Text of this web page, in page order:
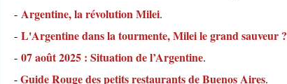
- Argentine, la révolution Milei.
- L'Argentine dans la tourmente, Milei le grand sauveur ?
- 07 août 2025 : Situation de l’Argentine.
-Guide Rouge des petits restaurants de Buenos Aires.